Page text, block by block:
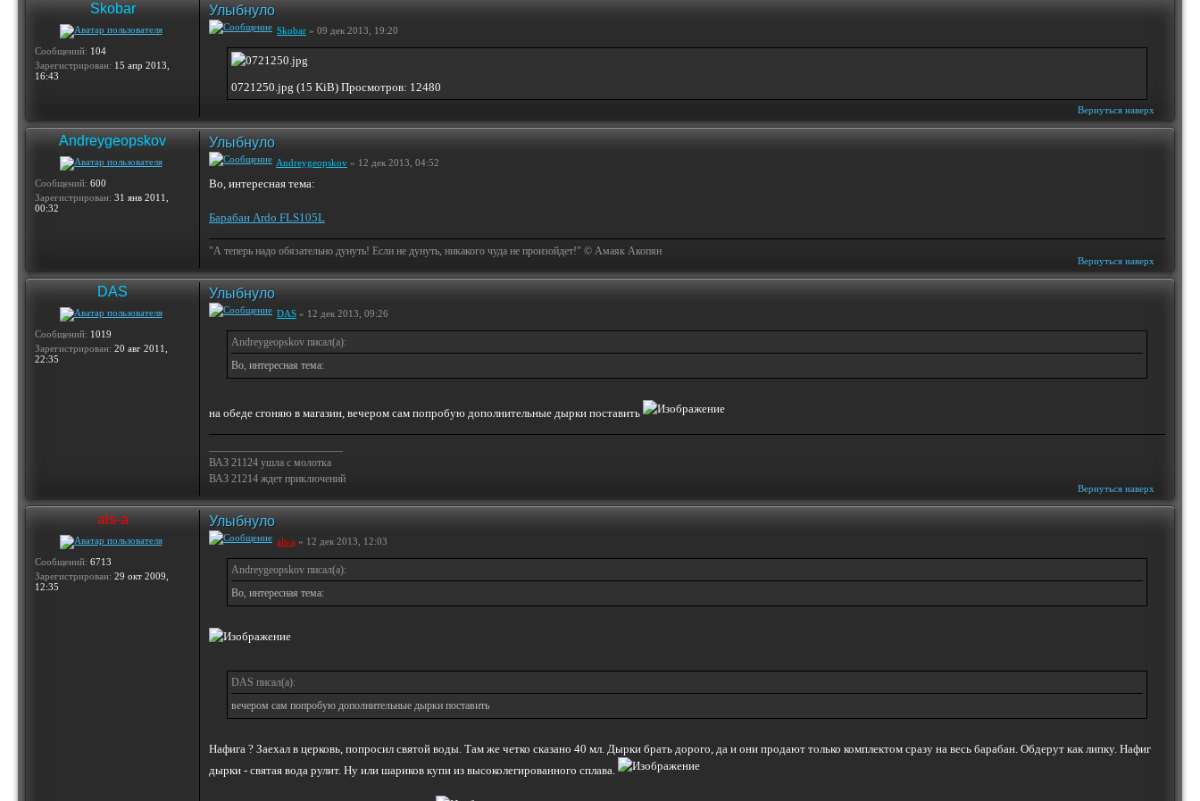
Skobar
Сообщений: 104
Зарегистрирован: 15 апр 2013,
16:43
Улыбнуло
Skobar » 09 дек 2013, 19:20
0721250.jpg (15 KiB) Просмотров: 12480
Вернуться наверх
Andreygeopskov
Сообщений: 600
Зарегистрирован: 31 янв 2011,
00:32
Улыбнуло
Andreygeopskov » 12 дек 2013, 04:52
Во, интересная тема:
Барабан Ardo FLS105L
"А теперь надо обязательно дунуть! Если не дунуть, никакого чуда не произойдет!" © Амаяк Акопян
Вернуться наверх
DAS
Сообщений: 1019
Зарегистрирован: 20 авг 2011,
22:35
Улыбнуло
DAS » 12 дек 2013, 09:26
Andreygeopskov писал(а):
Во, интересная тема:
на обеде сгоняю в магазин, вечером сам попробую дополнительные дырки поставить
ВАЗ 21124 ушла с молотка
ВАЗ 21214 ждет приключений
Вернуться наверх
als-a
Сообщений: 6713
Зарегистрирован: 29 окт 2009,
12:35
Улыбнуло
als-a » 12 дек 2013, 12:03
Andreygeopskov писал(а):
Во, интересная тема:
DAS писал(а):
вечером сам попробую дополнительные дырки поставить
Нафига ? Заехал в церковь, попросил святой воды. Там же четко сказано 40 мл. Дырки брать дорого, да и они продают только комплектом сразу на весь барабан. Обдерут как липку. Нафиг
дырки - святая вода рулит. Ну или шариков купи из высоколегированного сплава.